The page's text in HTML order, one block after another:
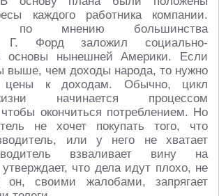
каждого работника компании.
по мнению большинства
Г. Форд заложил социально-
основы нынешней Америки. Если
выше, чем доходы народа, то нужно
цены к доходам. Обычно, цикл
начинается процессом
окончиться потреблением. Но
не хочет покупать того, что
или у него не хватает
взваливает вину на
что дела идут плохо, не
он, своими жалобами, запрягает